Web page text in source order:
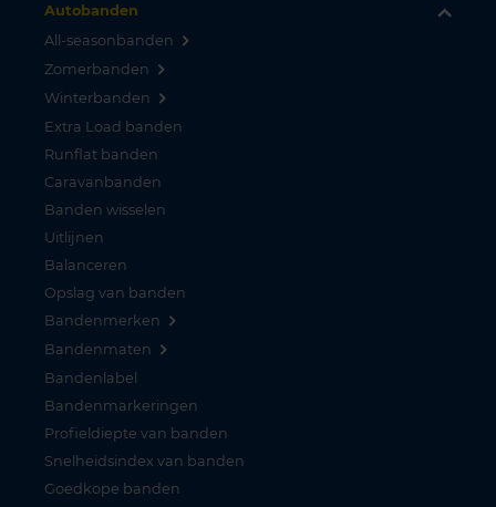
Autobanden
All-seasonbanden
Zomerbanden
Winterbanden
Extra Load banden
Runflat banden
Caravanbanden
Banden wisselen
Uitlijnen
Balanceren
Opslag van banden
Bandenmerken
Bandenmaten
Bandenlabel
Bandenmarkeringen
Profieldiepte van banden
Snelheidsindex van banden
Goedkope banden